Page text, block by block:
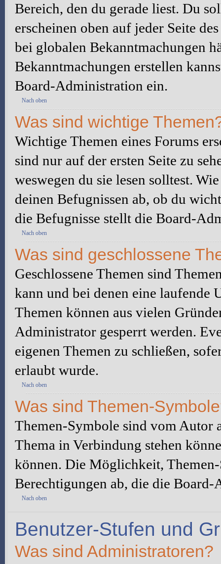
Bereich, den du gerade liest. Du
erscheinen oben auf jeder Seite
bei globalen Bekanntmachungen
Bekanntmachungen erstellen
Board-Administration ein.
Nach oben
Was sind wichtige
Wichtige Themen eines Forums
sind nur auf der ersten Seite zu
weswegen du sie lesen solltest.
deinen Befugnissen ab, ob du
die Befugnisse stellt die Board-
Nach oben
Was sind geschlossene
Geschlossene Themen sind
kann und bei denen eine laufende
Themen können aus vielen
Administrator gesperrt werden.
eigenen Themen zu schließen,
erlaubt wurde.
Nach oben
Was sind Themen-
Themen-Symbole sind vom Autor
Thema in Verbindung stehen
können. Die Möglichkeit,
Berechtigungen ab, die die
Nach oben
Benutzer-Stufen und
Was sind Administratoren?